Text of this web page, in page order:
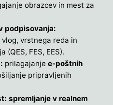
obrazcev in mest za
podpisovanja:
vrstnega reda in
(QES, FES, EES).
prilagajanje e-poštnih
pripravljenih
spremljanje v realnem